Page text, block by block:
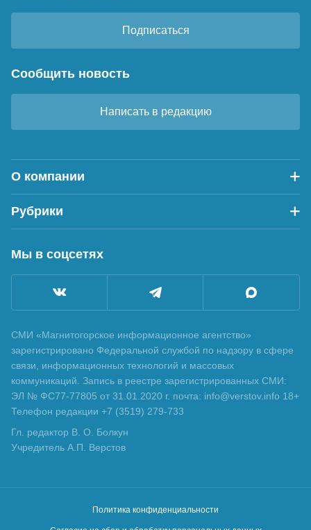
Подписаться
Сообщить новость
Написать в редакцию
О компании
Рубрики
Мы в соцсетях
СМИ «Магнитогорское информационное агентство»
зарегистрировано Федеральной службой по надзору в сфере
связи, информационных технологий и массовых
коммуникаций. Запись в реестре зарегистрированных СМИ:
ЭЛ № ФС77-77805 от 31.01.2020 г. почта: info@verstov.info 18+
Телефон редакции +7 (3519) 279-733
Гл. редактор В. О. Болкун
Учредитель А.П. Верстов
Политика конфиденциальности